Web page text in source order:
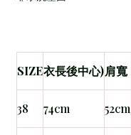
SIZE衣長後中心)肩寬
38 74cm 52cm